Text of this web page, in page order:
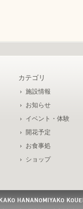
カテゴリ
施設情報
お知らせ
イベント・体験
開花予定
お食事処
ショップ